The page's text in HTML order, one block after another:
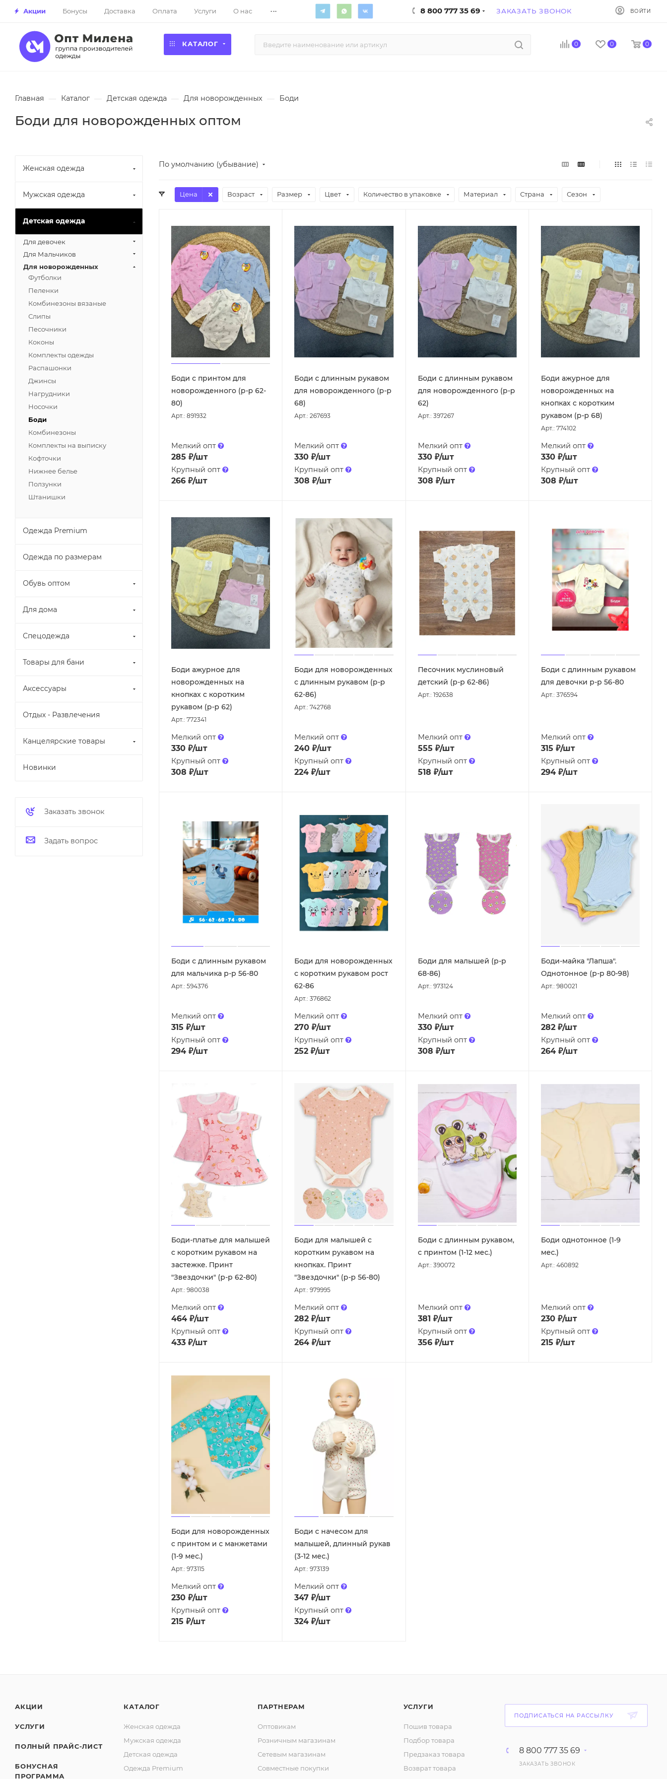
Акции Бонусы Доставка Оплата Услуги О нас ... 8 800 777 35 69 ЗАКАЗАТЬ ЗВОНОК ВОЙТИ
КАТАЛОГ 0 0 0
Главная — Каталог — Детская одежда — Для новорожденных — Боди
Боди для новорожденных оптом
По умолчанию (убывание)
Цена Возраст Размер Цвет Количество в упаковке Материал Страна Сезон
Боди с принтом для
новорожденного (р-р 62-
80)
Арт.: 891932
Мелкий опт
285 ₽/шт
Крупный опт
266 ₽/шт
Боди с длинным рукавом
для новорожденного (р-р
68)
Арт.: 267693
Мелкий опт
330 ₽/шт
Крупный опт
308 ₽/шт
Боди с длинным рукавом
для новорожденного (р-р
62)
Арт.: 397267
Мелкий опт
330₽/шт
Крупный опт
308 ₽/шт
Боди ажурное для
новорожденных на
кнопках с коротким
рукавом (р-р 68)
Арт.: 774102
Мелкий опт
330₽/шт
Крупный опт
308 ₽/шт
Боди ажурное для
новорожденных на
кнопках с коротким
рукавом (р-р 62)
Арт.: 772341
Мелкий опт
330 ₽/шт
Крупный опт
308 ₽/шт
Боди для новорожденных
с длинным рукавом (р-р
62-86)
Арт.: 742768
Мелкий опт
240 ₽/шт
Крупный опт
224 ₽/шт
Песочник муслиновый
детский (р-р 62-86)
Арт.: 192638
Мелкий опт
555 ₽/шт
Крупный опт
518 ₽/шт
Боди с длинным рукавом
для девочки р-р 56-80
Арт.: 376594
Мелкий опт
315 ₽/шт
Крупный опт
294₽/шт
Боди с длинным рукавом
для мальчика р-р 56-80
Арт.: 594376
Мелкий опт
315 ₽/шт
Крупный опт
294 ₽/шт
Боди для новорожденных
с коротким рукавом рост
62-86
Арт.: 376862
Мелкий опт
270 ₽/шт
Крупный опт
252 ₽/шт
Боди для малышей (р-р
68-86)
Арт.: 973124
Мелкий опт
330₽/шт
Крупный опт
308 ₽/шт
Боди-майка "Лапша".
Однотонное (р-р 80-98)
Арт.: 980021
Мелкий опт
282₽/шт
Крупный опт
264₽/шт
Боди-платье для малышей
с коротким рукавом на
застежке. Принт
"Звездочки" (р-р 62-80)
Арт.: 980038
Мелкий опт
464 ₽/шт
Крупный опт
433 ₽/шт
Боди для малышей с
коротким рукавом на
кнопках. Принт
"Звездочки" (р-р 56-80)
Арт.: 979995
Мелкий опт
282 ₽/шт
Крупный опт
264 ₽/шт
Боди с длинным рукавом,
с принтом (1-12 мес.)
Арт.: 390072
Мелкий опт
381 ₽/шт
Крупный опт
356₽/шт
Боди однотонное (1-9
мес.)
Арт.: 460892
Мелкий опт
230₽/шт
Крупный опт
215 ₽/шт
Боди для новорожденных
с принтом и с манжетами
(1-9 мес.)
Арт.: 973115
Мелкий опт
230 ₽/шт
Крупный опт
215 ₽/шт
Боди с начесом для
малышей, длинный рукав
(3-12 мес.)
Арт.: 973139
Мелкий опт
347 ₽/шт
Крупный опт
324 ₽/шт
Женская одежда
Мужская одежда
Детская одежда
Для девочек
Для Мальчиков
Для новорожденных
Футболки
Пеленки
Комбинезоны вязаные
Слипы
Песочники
Коконы
Комплекты одежды
Распашонки
Джинсы
Нагрудники
Носочки
Боди
Комбинезоны
Комплекты на выписку
Кофточки
Нижнее белье
Ползунки
Штанишки
Одежда Premium
Одежда по размерам
Обувь оптом
Для дома
Спецодежда
Товары для бани
Аксессуары
Отдых - Развлечения
Канцелярские товары
Новинки
Заказать звонок
Задать вопрос
АКЦИИ
УСЛУГИ
ПОЛНЫЙ ПРАЙС-ЛИСТ
БОНУСНАЯ
ПРОГРАММА
КАТАЛОГ
Женская одежда
Мужская одежда
Детская одежда
Одежда Premium
ПАРТНЕРАМ
Оптовикам
Розничным магазинам
Сетевым магазинам
Совместные покупки
УСЛУГИ
Пошив товара
Подбор товара
Предзаказ товара
Возврат товара
ПОДПИСАТЬСЯ НА РАССЫЛКУ
8 800 777 35 69
ЗАКАЗАТЬ ЗВОНОК